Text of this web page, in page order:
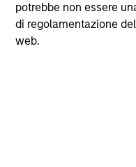
potrebbe non essere
di regolamentazione
web.
Passport
ISIN: